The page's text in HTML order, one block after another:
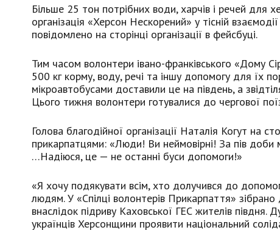
Більше 25 тон потрібних води, харчів і речей для
організація «Херсон Нескорений» у тісній
повідомлено на сторінці організації в фейсбуці.
Тим часом волонтери івано-франківського «Дому
500 кг корму, воду, речі та іншу допомогу для їх
мікроавтобусами доставили це на південь, а
Цього тижня волонтери готувалися до чергової
Голова благодійної організації Наталія Когут на
прикарпатцями: «Люди! Ви неймовірні! За пів
…Надіюся, це — не останні буси допомоги!»
«Я хочу подякувати всім, хто долучився до
людям. У «Спілці волонтерів Прикарпаття»
внаслідок підриву Каховської ГЕС жителів
українців Херсонщини проявити національний